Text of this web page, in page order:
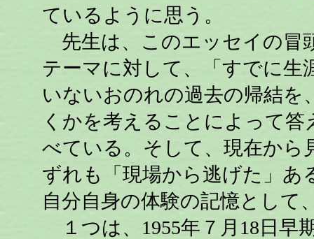
ているように思う。
先生は、このエッセイの冒
テーマに対して、「すでに
いないおのれの過去の帰結
くかを考えることによって
べている。そして、現在から
ずれも「現場から逃げた」あ
自分自身の体験の記憶として
１つは、1955年７月18日早